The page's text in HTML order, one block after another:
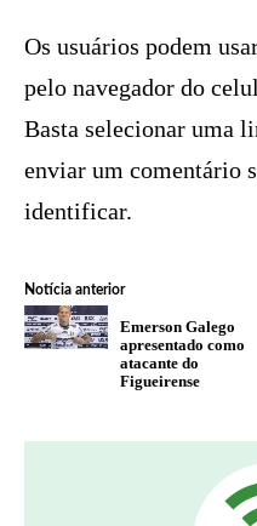
Os usuários podem
pelo navegador do
Basta selecionar uma
enviar um comentário
identificar.
Notícia anterior
Emerson Galego
apresentado como
atacante do
Figueirense